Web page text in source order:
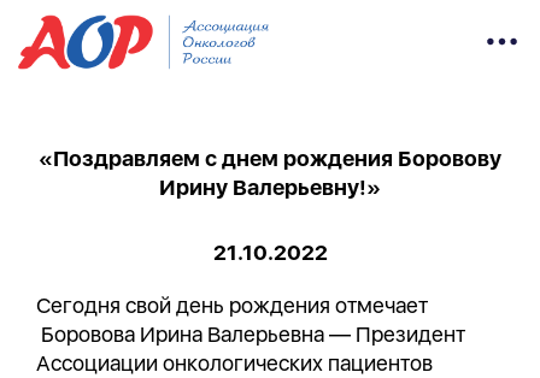
«Поздравляем с днем рождения Боровову
Ирину Валерьевну!»
21.10.2022
Сегодня свой день рождения отмечает
Боровова Ирина Валерьевна — Президент
Ассоциации онкологических пациентов